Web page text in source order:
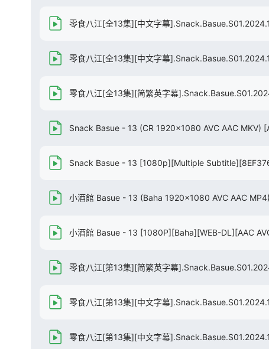
零食八江[全13集][中文字幕
零食八江[全13集][中文字幕
零食八江[全13集][简繁英字幕
Snack Basue - 13 (CR 1920x1080 AVC AAC MKV)
Snack Basue - 13 [1080p][Multiple
小酒館 Basue - 13 (Baha 1920x1080 AVC AAC
小酒館 Basue - 13 [1080P][Baha][WEB-DL][AAC
零食八江[第13集][简繁英字幕
零食八江[第13集][中文字幕
零食八江[第13集][中文字幕